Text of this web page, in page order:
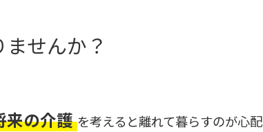
ませんか？
来の介護 を考えると離れて暮らすのが心配